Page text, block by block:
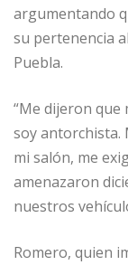
argumentando
su pertenencia
Puebla.
“Me dijeron que
soy antorchista.
mi salón, me
amenazaron
nuestros
Romero, quien